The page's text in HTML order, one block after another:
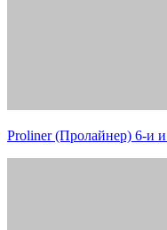
Proliner (Пролайнер) 6-и